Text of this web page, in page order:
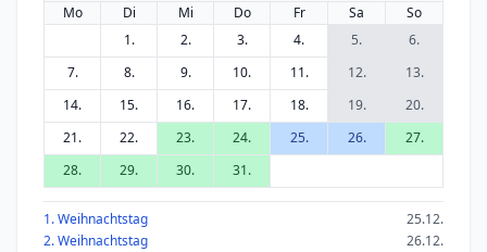
Mo Di Mi Do Fr Sa
So
1.
2. 3. 4. 5.
6.
7.
8. 9. 10. 11. 12.
13.
14.
15. 16. 17. 18. 19.
20.
21.
22. 23. 24. 25. 26.
27.
28.
29. 30. 31.
1. Weihnachtstag
25.12.
2. Weihnachtstag
26.12.